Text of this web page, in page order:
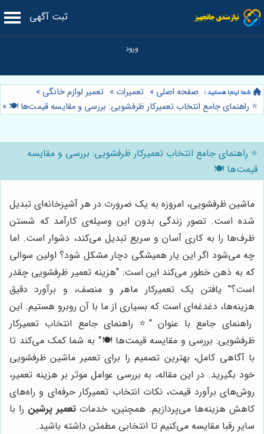
ثبت آگهی
صفحه اصلی » تعمیرات » تعمیر لوازم خانگی »
⭐️ راهنمای جامع انتخاب تعمیرکار ظرفشویی: بررسی و مقایسه قیمت‌ها 🍽️ »
⭐️ راهنمای جامع انتخاب تعمیرکار ظرفشویی: بررسی و مقایسه
قیمت‌ها 🍽️
ماشین ظرفشویی، امروزه به یک ضرورت در هر آشپزخانه‌ای تبدیل
شده است. تصور زندگی بدون این وسیله‌ی کارآمد که شستن
ظرف‌ها را به کاری آسان و سریع تبدیل می‌کند، دشوار است. اما
چه می‌شود اگر این یار همیشگی دچار مشکل شود؟ اولین سوالی
که به ذهن خطور می‌کند این است: "هزینه تعمیر ظرفشویی چقدر
است؟" یافتن یک تعمیرکار ماهر و منصف، و برآورد دقیق
هزینه‌ها، دغدغه‌ای است که بسیاری از ما با آن روبرو هستیم. این
راهنمای جامع با عنوان "⭐️ راهنمای جامع انتخاب تعمیرکار
ظرفشویی: بررسی و مقایسه قیمت‌ها 🍽️" به شما کمک می‌کند تا
با آگاهی کامل، بهترین تصمیم را برای تعمیر ماشین ظرفشویی
خود بگیرید. در این مقاله، به بررسی عوامل موثر بر هزینه تعمیر،
روش‌های برآورد قیمت، نکات انتخاب تعمیرکار حرفه‌ای و راه‌های
کاهش هزینه‌ها می‌پردازیم. همچنین، خدمات تعمیر پرشین را با
سایر رقبا مقایسه می‌کنیم تا انتخابی مطمئن داشته باشید.